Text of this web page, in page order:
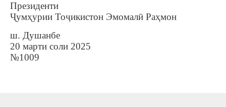
Президенти
Ҷумҳурии Тоҷикистон Эмомалӣ Раҳмон
ш. Душанбе
20 марти соли 2025
№1009